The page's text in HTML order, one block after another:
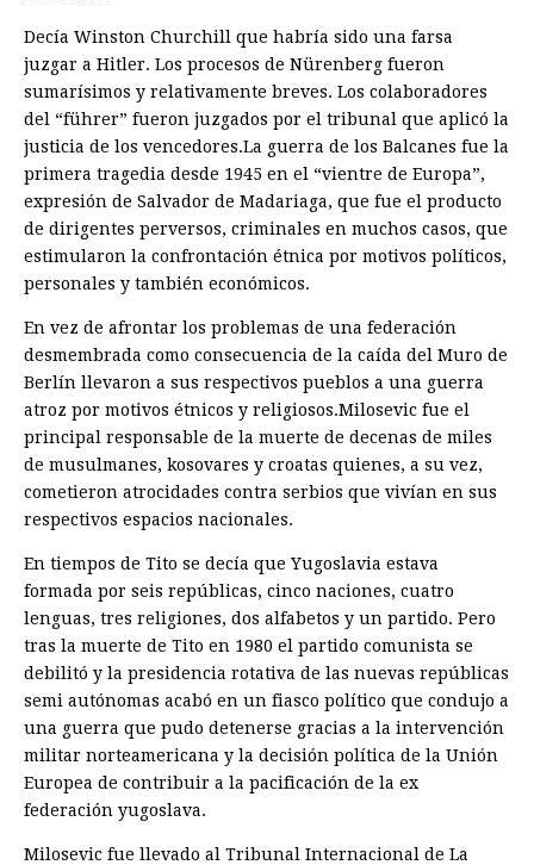
Decía Winston Churchill que habría sido una farsa
juzgar a Hitler. Los procesos de Nürenberg fueron
sumarísimos y relativamente breves. Los colaboradores
del “führer” fueron juzgados por el tribunal que aplicó la
justicia de los vencedores.La guerra de los Balcanes fue la
primera tragedia desde 1945 en el “vientre de Europa”,
expresión de Salvador de Madariaga, que fue el producto
de dirigentes perversos, criminales en muchos casos, que
estimularon la confrontación étnica por motivos políticos,
personales y también económicos.
En vez de afrontar los problemas de una federación
desmembrada como consecuencia de la caída del Muro de
Berlín llevaron a sus respectivos pueblos a una guerra
atroz por motivos étnicos y religiosos.Milosevic fue el
principal responsable de la muerte de decenas de miles
de musulmanes, kosovares y croatas quienes, a su vez,
cometieron atrocidades contra serbios que vivían en sus
respectivos espacios nacionales.
En tiempos de Tito se decía que Yugoslavia estava
formada por seis repúblicas, cinco naciones, cuatro
lenguas, tres religiones, dos alfabetos y un partido. Pero
tras la muerte de Tito en 1980 el partido comunista se
debilitó y la presidencia rotativa de las nuevas repúblicas
semi autónomas acabó en un fiasco político que condujo a
una guerra que pudo detenerse gracias a la intervención
militar norteamericana y la decisión política de la Unión
Europea de contribuir a la pacificación de la ex
federación yugoslava.
Milosevic fue llevado al Tribunal Internacional de La